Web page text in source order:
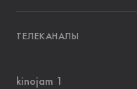
ТЕЛЕКАНАЛЫ
kinojam 1